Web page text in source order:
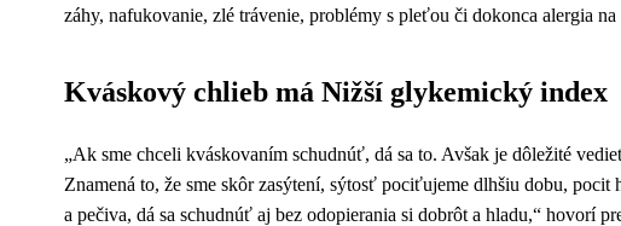
záhy, nafukovanie, zlé trávenie, problémy s pleťou či dokonca alergia
Kváskový chlieb má Nižší glykemický index
„Ak sme chceli kváskovaním schudnúť, dá sa to. Avšak je dôležité
Znamená to, že sme skôr zasýtení, sýtosť pociťujeme dlhšiu dobu, pocit
a pečiva, dá sa schudnúť aj bez odopierania si dobrôt a hladu,“ hovorí